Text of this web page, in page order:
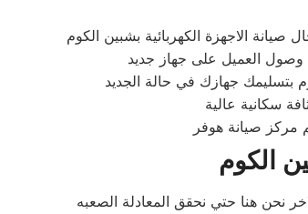
الاجهزة الكهربائية بشبين الكوم
العميل على جهاز جديد
بتسليمك جهازك في حالة الجديد
سكانية عالية
مركز صيانة هوفر
الكوم
نحن هنا حتي نحقق المعادلة الصعبه